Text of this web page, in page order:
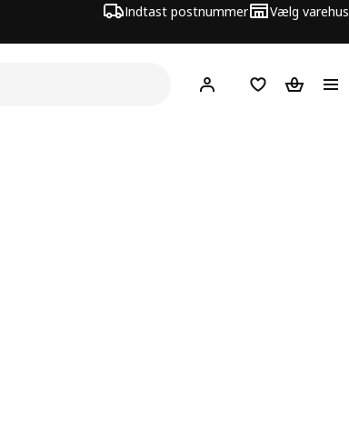
Indtast postnummer Vælg varehus
Hej! Log ind her
Huskeliste
Kurv